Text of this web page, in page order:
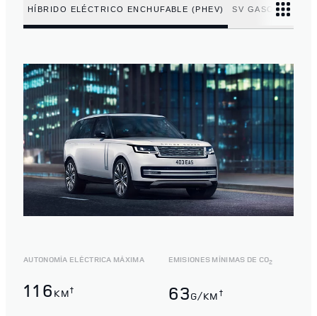
HÍBRIDO ELÉCTRICO ENCHUFABLE (PHEV) SV GASOLINA V8
AUTONOMÍA ELÉCTRICA MÁXIMA
116 KM†
EMISIONES MÍNIMAS DE CO2
63G/KM †